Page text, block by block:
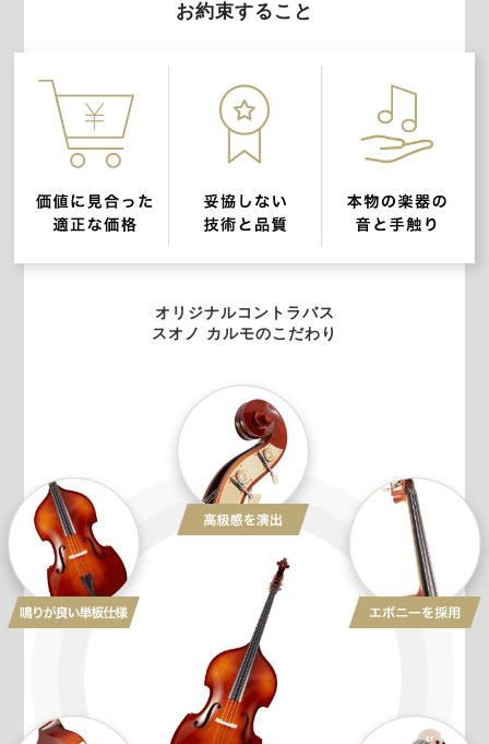
お約束すること
オリジナルコントラバス
スオノ カルモのこだわり